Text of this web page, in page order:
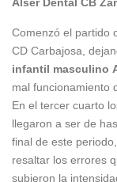
Comenzó el partido
CD Carbajosa,
infantil masculino
mal funcionamiento
En el tercer cuarto
llegaron a ser de
final de este
resaltar los errores
subieron la